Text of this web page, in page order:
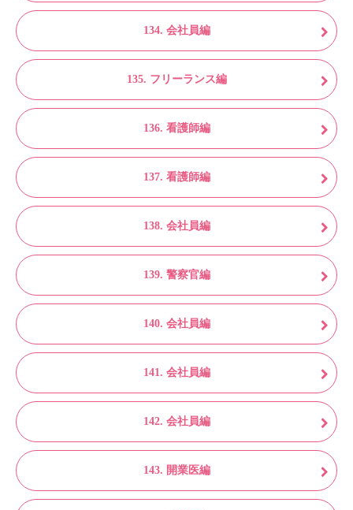
134. 会社員編
135. フリーランス編
136. 看護師編
137. 看護師編
138. 会社員編
139. 警察官編
140. 会社員編
141. 会社員編
142. 会社員編
143. 開業医編